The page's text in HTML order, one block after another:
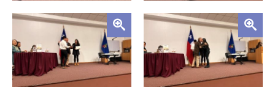
Zoom Zoom